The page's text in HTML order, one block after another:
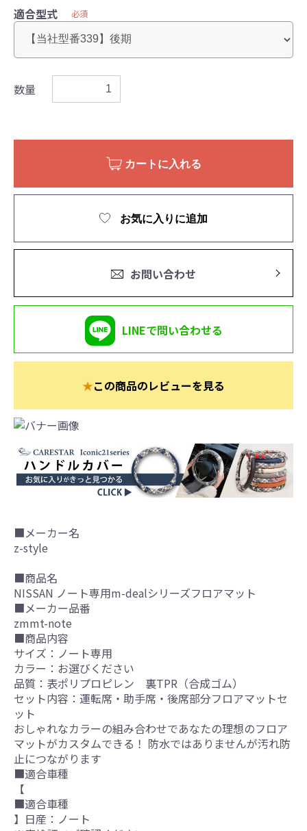
適合型式 必須
数量
カートに入れる
お気に入りに追加
お問い合わせ
LINEで問い合わせる
★この商品のレビューを見る
■メーカー名
z-style
■商品名
NISSAN ノート専用m-dealシリーズフロアマット
■メーカー品番
zmmt-note
■商品内容
サイズ：ノート専用
カラー：お選びください
品質：表ポリプロピレン 裏TPR（合成ゴム）
セット内容：運転席・助手席・後席部分フロアマットセ
ット
おしゃれなカラーの組み合わせであなたの理想のフロア
マットがカスタムできる！ 防水ではありませんが汚れ防
止につながります
■適合車種
【
■適合車種
】日産：ノート